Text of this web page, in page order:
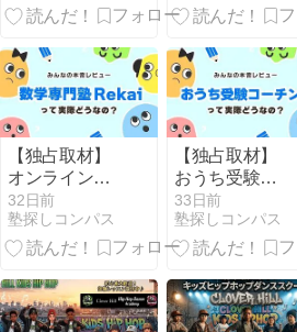
せになれたは
【独占取材】
オンライン数
学専門塾Rekai
の口コミって
実際どう？
32日前
塾探しコンパス
【独占取材】
おうち受験コ
ーチングの口
コミは？料金
も解説します
高校受験・大
学受験】
33日前
塾探しコンパス